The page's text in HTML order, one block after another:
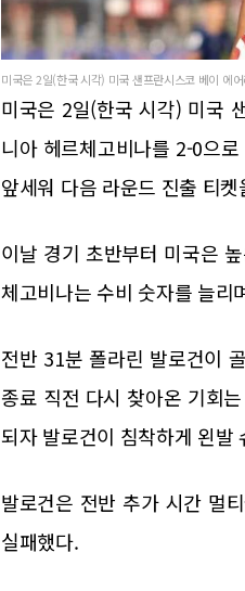
미국은 2일(한국 시각) 미국 샌프란시스코 베이 에
미국은 2일(한국 시각) 미국
니아 헤르체고비나를 2-0으
앞세워 다음 라운드 진출 티
이날 경기 초반부터 미국은
체고비나는 수비 숫자를 늘리
전반 31분 폴라린 발로건이
종료 직전 다시 찾아온 기회
되자 발로건이 침착하게 왼발
발로건은 전반 추가 시간 멀
실패했다.